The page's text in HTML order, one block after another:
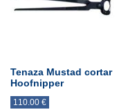
Tenaza Mustad cortar
Hoofnipper
110.00 €